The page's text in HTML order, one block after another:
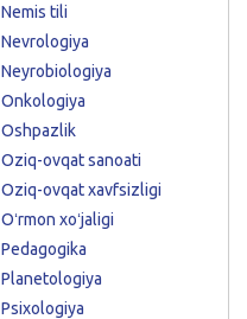
Nemis tili
Nevrologiya
Neyrobiologiya
Onkologiya
Oshpazlik
Oziq-ovqat sanoati
Oziq-ovqat xavfsizligi
Oʻrmon xoʻjaligi
Pedagogika
Planetologiya
Psixologiya